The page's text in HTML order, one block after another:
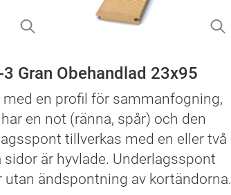
Gran Obehandlad 23x95
en profil för sammanfogning,
en not (ränna, spår) och den
tillverkas med en eller två
är hyvlade. Underlagsspont
utan ändspontning av kortändorna.